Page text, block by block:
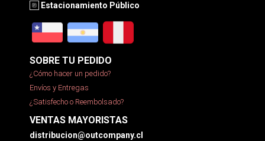
Estacionamiento Público
SOBRE TU PEDIDO
¿Cómo hacer un pedido?
Envíos y Entregas
¿Satisfecho o Reembolsado?
VENTAS MAYORISTAS
distribucion@outcompany.cl